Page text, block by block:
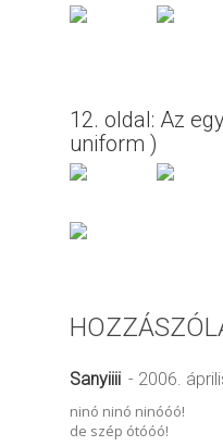
12. oldal: Az
uniform )
Sanyiiii - 2006.
ninó ninó ninóóó!
de szép ótóóó!